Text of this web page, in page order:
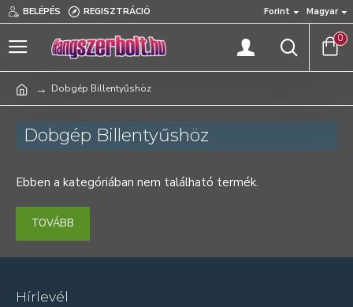
BELÉPÉS REGISZTRÁCIÓ Forint Magyar
0
Dobgép Billentyűshöz
Dobgép Billentyűshöz
Ebben a kategóriában nem található termék.
TOVÁBB
Hírlevél